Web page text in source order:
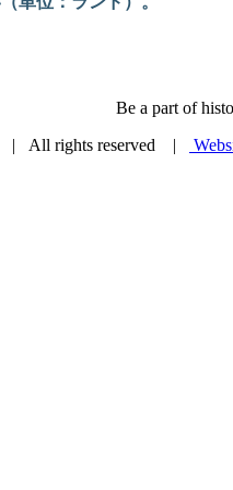
Be a part of
| All rights reserved |